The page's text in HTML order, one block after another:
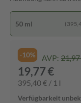
50 ml
-10% AVP:
19,77 €
395,40 € / 1 l
Verfügbarkeit